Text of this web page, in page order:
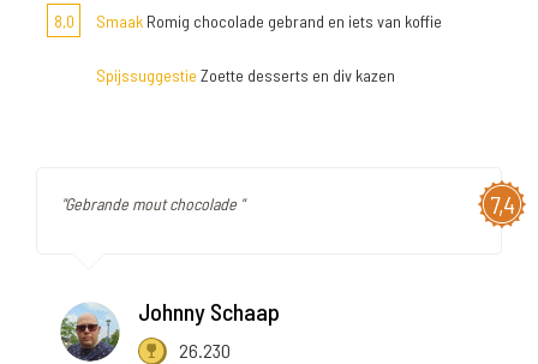
8,0 Smaak Romig chocolade gebrand en iets van koffie
Spijssuggestie Zoette desserts en div kazen
7,4
"Gebrande mout chocolade "
Johnny Schaap
26.230